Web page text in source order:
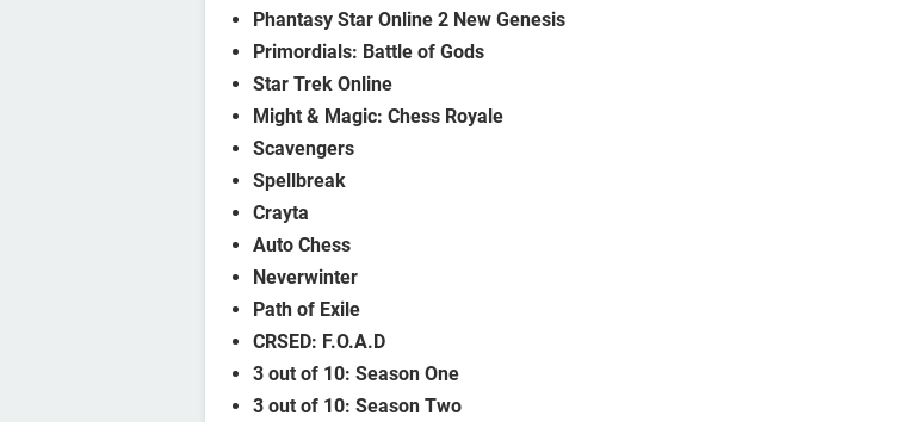
Phantasy Star Online 2 New Genesis
Primordials: Battle of Gods
Star Trek Online
Might & Magic: Chess Royale
Scavengers
Spellbreak
Crayta
Auto Chess
Neverwinter
Path of Exile
CRSED: F.O.A.D
3 out of 10: Season One
3 out of 10: Season Two